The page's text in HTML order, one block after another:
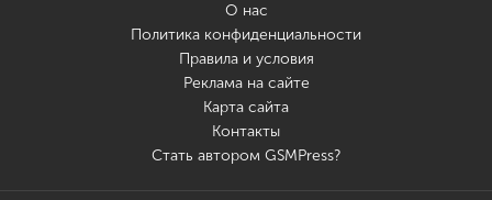
О нас
Политика конфиденциальности
Правила и условия
Реклама на сайте
Карта сайта
Контакты
Стать автором GSMPress?